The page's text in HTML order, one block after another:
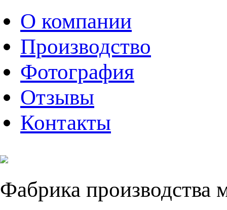
О компании
Производство
Фотография
Отзывы
Контакты
Фабрика производства